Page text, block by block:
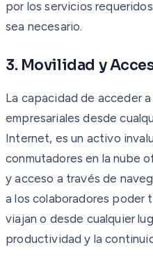
por los servicios
sea necesario.
3. Movilidad y
La capacidad de acceder
empresariales desde
Internet, es un activo
conmutadores en la nube
y acceso a través de
a los colaboradores poder
viajan o desde cualquier
productividad y la